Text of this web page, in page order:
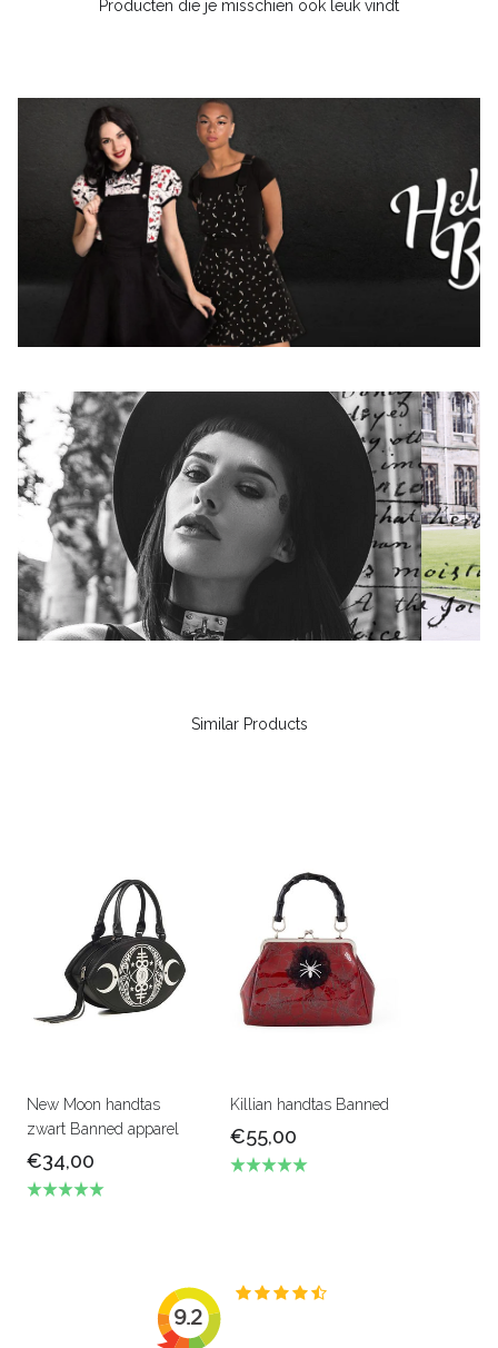
Producten die je misschien ook leuk vindt
Similar Products
New Moon handtas
zwart Banned apparel
€34,00
Killian handtas Banned
€55,00